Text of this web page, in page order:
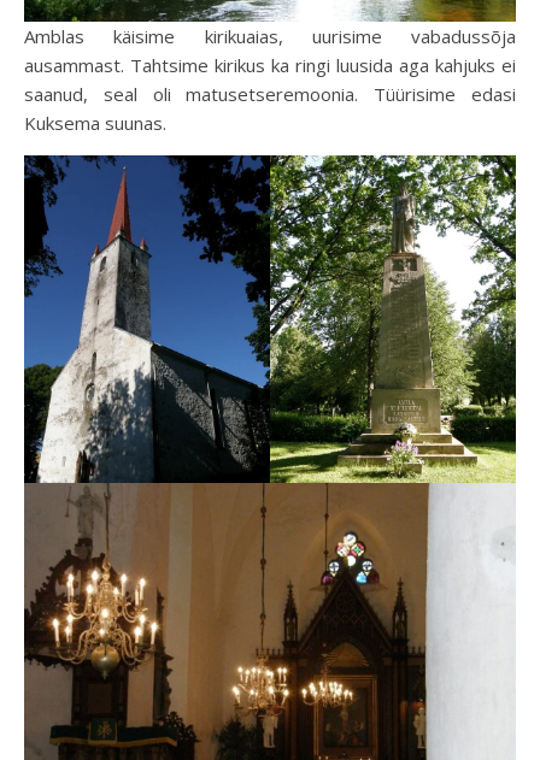
Amblas käisime kirikuaias, uurisime vabadussõja
ausammast. Tahtsime kirikus ka ringi luusida aga kahjuks ei
saanud, seal oli matusetseremoonia. Tüürisime edasi
Kuksema suunas.